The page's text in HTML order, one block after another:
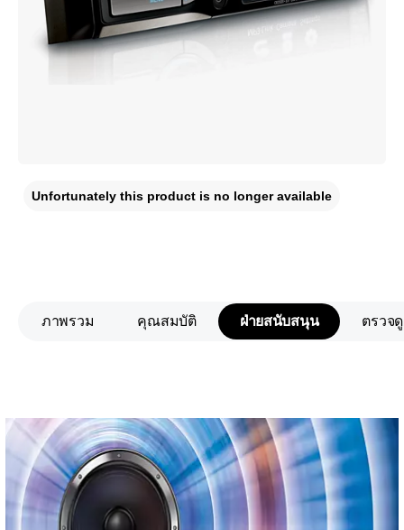
Unfortunately this product is no longer available
ภาพรวม คุณสมบัติ ฝ่ายสนับสนุน ตรวจดู